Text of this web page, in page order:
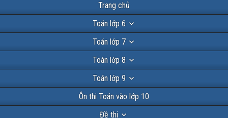
Trang chủ
Toán lớp 6
Toán lớp 7
Toán lớp 8
Toán lớp 9
Ôn thi Toán vào lớp 10
Đề thi